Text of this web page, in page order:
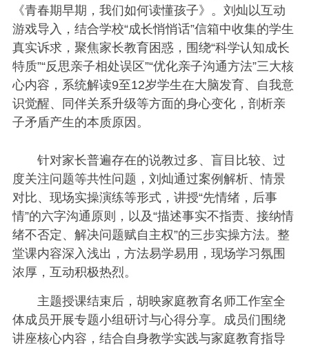
《青春期早期，我们如何读懂孩子》。刘灿以互动
游戏导入，结合学校“成长悄悄话”信箱中收集的学生
真实诉求，聚焦家长教育困惑，围绕“科学认知成长
特质”“反思亲子相处误区”“优化亲子沟通方法”三大核
心内容，系统解读9至12岁学生在大脑发育、自我意
识觉醒、同伴关系升级等方面的身心变化，剖析亲
子矛盾产生的本质原因。
针对家长普遍存在的说教过多、盲目比较、过
度关注问题等共性问题，刘灿通过案例解析、情景
对比、现场实操演练等形式，讲授“先情绪，后事
情”的六字沟通原则，以及“描述事实不指责、接纳情
绪不否定、解决问题赋自主权”的三步实操方法。整
堂课内容深入浅出，方法易学易用，现场学习氛围
浓厚，互动积极热烈。
主题授课结束后，胡映家庭教育名师工作室全
体成员开展专题小组研讨与心得分享。成员们围绕
讲座核心内容，结合自身教学实践与家庭教育指导